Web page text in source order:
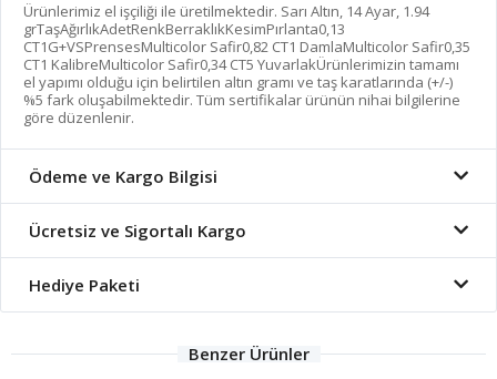
Ürünlerimiz el işçiliği ile üretilmektedir. Sarı Altın, 14 Ayar, 1.94
grTaşAğırlıkAdetRenkBerraklıkKesimPırlanta0,13
CT1G+VSPrensesMulticolor Safir0,82 CT1 DamlaMulticolor Safir0,35
CT1 KalibreMulticolor Safir0,34 CT5 YuvarlakÜrünlerimizin tamamı
el yapımı olduğu için belirtilen altın gramı ve taş karatlarında (+/-)
%5 fark oluşabilmektedir. Tüm sertifikalar ürünün nihai bilgilerine
göre düzenlenir.
Ödeme ve Kargo Bilgisi
Ücretsiz ve Sigortalı Kargo
Hediye Paketi
Benzer Ürünler